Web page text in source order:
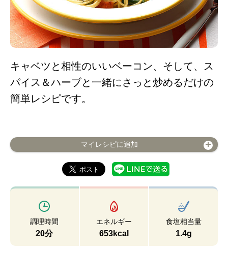
キャベツと相性のいいベーコン、そして、ス
パイス＆ハーブと一緒にさっと炒めるだけの
簡単レシピです。
マイレシピに追加
調理時間
20分
エネルギー
653kcal
食塩相当量
1.4g